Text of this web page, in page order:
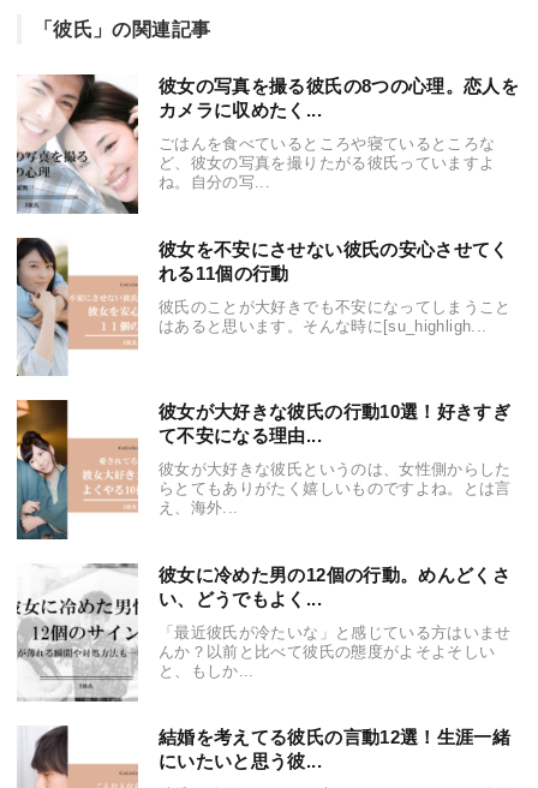
「彼氏」の関連記事
彼女の写真を撮る彼氏の8つの心理。恋人を
カメラに収めたく...
ごはんを食べているところや寝ているところな
ど、彼女の写真を撮りたがる彼氏っていますよ
ね。自分の写...
彼女を不安にさせない彼氏の安心させてく
れる11個の行動
彼氏のことが大好きでも不安になってしまうこと
はあると思います。そんな時に[su_highligh...
彼女が大好きな彼氏の行動10選！好きすぎ
て不安になる理由...
彼女が大好きな彼氏というのは、女性側からした
らとてもありがたく嬉しいものですよね。とは言
え、海外...
彼女に冷めた男の12個の行動。めんどくさ
い、どうでもよく...
「最近彼氏が冷たいな」と感じている方はいませ
んか？以前と比べて彼氏の態度がよそよそしい
と、もしか...
結婚を考えてる彼氏の言動12選！生涯一緒
にいたいと思う彼...